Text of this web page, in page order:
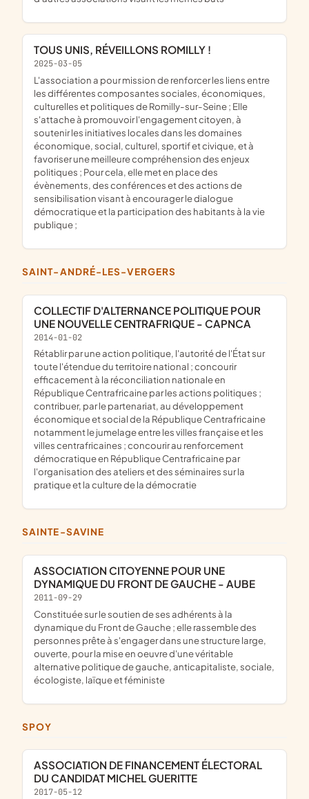
TOUS UNIS, RÉVEILLONS ROMILLY !
2025-03-05
l'association a pour mission de renforcer les liens entre
les différentes composantes sociales, économiques,
culturelles et politiques de Romilly-sur-Seine ; Elle
s'attache à promouvoir l'engagement citoyen, à
soutenir les initiatives locales dans les domaines
économique, social, culturel, sportif et civique, et à
favoriser une meilleure compréhension des enjeux
politiques ; Pour cela, elle met en place des
évènements, des conférences et des actions de
sensibilisation visant à encourager le dialogue
démocratique et la participation des habitants à la vie
publique ;
SAINT-ANDRÉ-LES-VERGERS
COLLECTIF D'ALTERNANCE POLITIQUE POUR
UNE NOUVELLE CENTRAFRIQUE - CAPNCA
2014-01-02
rétablir par une action politique, l'autorité de l'État sur
toute l'étendue du territoire national ; concourir
efficacement à la réconciliation nationale en
République Centrafricaine par les actions politiques ;
contribuer, par le partenariat, au développement
économique et social de la République Centrafricaine
notamment le jumelage entre les villes française et les
villes centrafricaines ; concourir au renforcement
démocratique en République Centrafricaine par
l'organisation des ateliers et des séminaires sur la
pratique et la culture de la démocratie
SAINTE-SAVINE
ASSOCIATION CITOYENNE POUR UNE
DYNAMIQUE DU FRONT DE GAUCHE - AUBE
2011-09-29
constituée sur le soutien de ses adhérents à la
dynamique du Front de Gauche ; elle rassemble des
personnes prête à s'engager dans une structure large,
ouverte, pour la mise en oeuvre d'une véritable
alternative politique de gauche, anticapitaliste, sociale,
écologiste, laïque et féministe
SPOY
ASSOCIATION DE FINANCEMENT ÉLECTORAL
DU CANDIDAT MICHEL GUERITTE
2017-05-12